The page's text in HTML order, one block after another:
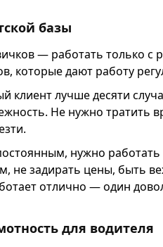
базы
— работать только
которые дают работу
клиент лучше десяти
Не нужно тратить
нужно
не задирать цены, быть
отлично — один
для водителя